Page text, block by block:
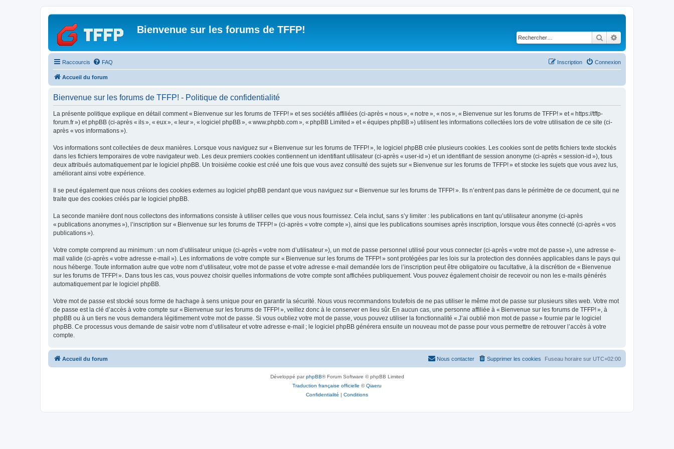
Bienvenue sur les forums de TFFP!
Rechercher
Raccourcis FAQ Connexion
Inscription
Accueil du forum
Bienvenue sur les forums de TFFP! - Politique de confidentialité
La présente politique explique en détail comment « Bienvenue sur les forums de TFFP! » et ses sociétés affiliées (ci-après « nous », « notre », « nos », « Bienvenue sur les forums de TFFP! » et « https://tffp-
forum.fr ») et phpBB (ci-après « ils », « eux », « leur », « logiciel phpBB », « www.phpbb.com », « phpBB Limited » et « équipes phpBB ») utilisent les informations collectées lors de votre utilisation de ce site (ci-
après « vos informations »).
Vos informations sont collectées de deux manières. Lorsque vous naviguez sur « Bienvenue sur les forums de TFFP! », le logiciel phpBB crée plusieurs cookies. Les cookies sont de petits fichiers texte stockés
dans les fichiers temporaires de votre navigateur web. Les deux premiers cookies contiennent un identifiant utilisateur (ci-après « user-id ») et un identifiant de session anonyme (ci-après « session-id »), tous
deux attribués automatiquement par le logiciel phpBB. Un troisième cookie est créé une fois que vous avez consulté des sujets sur « Bienvenue sur les forums de TFFP! » et stocke les sujets que vous avez lus,
améliorant ainsi votre expérience.
Il se peut également que nous créions des cookies externes au logiciel phpBB pendant que vous naviguez sur « Bienvenue sur les forums de TFFP! ». Ils n’entrent pas dans le périmètre de ce document, qui ne
traite que des cookies créés par le logiciel phpBB.
La seconde manière dont nous collectons des informations consiste à utiliser celles que vous nous fournissez. Cela inclut, sans s’y limiter : les publications en tant qu’utilisateur anonyme (ci-après
« publications anonymes »), l’inscription sur « Bienvenue sur les forums de TFFP! » (ci-après « votre compte »), ainsi que les publications soumises après inscription, lorsque vous êtes connecté (ci-après « vos
publications »).
Votre compte comprend au minimum : un nom d’utilisateur unique (ci-après « votre nom d’utilisateur »), un mot de passe personnel utilisé pour vous connecter (ci-après « votre mot de passe »), une adresse e-
mail valide (ci-après « votre adresse e-mail »). Les informations de votre compte sur « Bienvenue sur les forums de TFFP! » sont protégées par les lois sur la protection des données applicables dans le pays qui
nous héberge. Toute information autre que votre nom d’utilisateur, votre mot de passe et votre adresse e-mail demandée lors de l’inscription peut être obligatoire ou facultative, à la discrétion de « Bienvenue
sur les forums de TFFP! ». Dans tous les cas, vous pouvez choisir quelles informations de votre compte sont affichées publiquement. Vous pouvez également choisir de recevoir ou non les e-mails générés
automatiquement par le logiciel phpBB.
Votre mot de passe est stocké sous forme de hachage à sens unique pour en garantir la sécurité. Nous vous recommandons toutefois de ne pas utiliser le même mot de passe sur plusieurs sites web. Votre mot
de passe est la clé d’accès à votre compte sur « Bienvenue sur les forums de TFFP! », veillez donc à le conserver en lieu sûr. En aucun cas, une personne affiliée à « Bienvenue sur les forums de TFFP! », à
phpBB ou à un tiers ne vous demandera légitimement votre mot de passe. Si vous oubliez votre mot de passe, vous pouvez utiliser la fonctionnalité « J’ai oublié mon mot de passe » fournie par le logiciel
phpBB. Ce processus vous demande de saisir votre nom d’utilisateur et votre adresse e-mail ; le logiciel phpBB générera ensuite un nouveau mot de passe pour vous permettre de retrouver l’accès à votre
compte.
Accueil du forum Fuseau horaire sur UTC+02:00
Supprimer les cookies
Nous contacter
Développé parphpBB® Forum Software © phpBB Limited
Traduction française officielle ©Qiaeru
Confidentialité | Conditions